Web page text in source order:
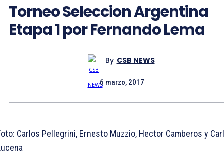
Torneo Seleccion Argentina
Etapa 1 por Fernando Lema
By CSB NEWS
6 marzo, 2017
Carlos Pellegrini, Ernesto Muzzio, Hector Camberos y